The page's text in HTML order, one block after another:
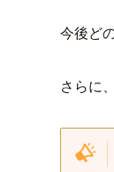
今後ど
さらに